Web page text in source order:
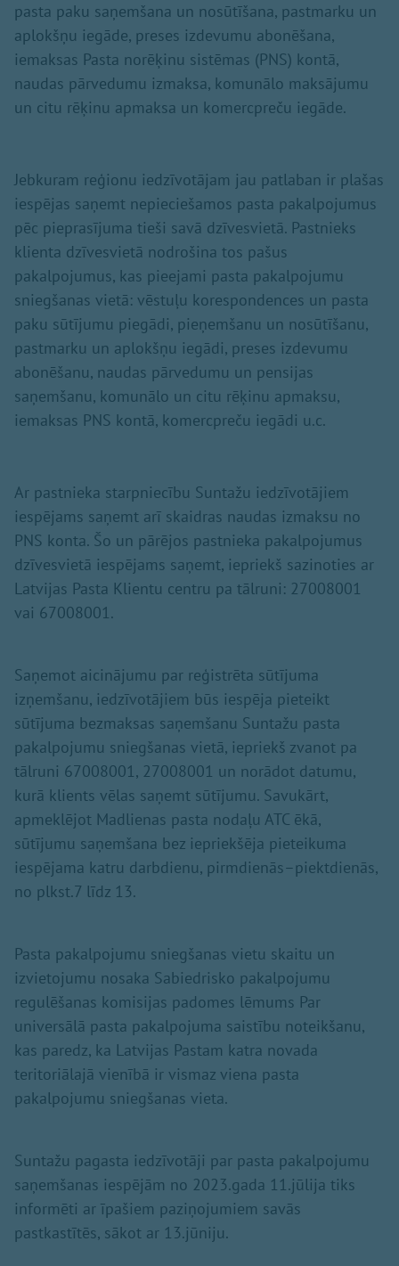
pasta paku saņemšana un nosūtīšana, pastmarku un
aplokšņu iegāde, preses izdevumu abonēšana,
iemaksas Pasta norēķinu sistēmas (PNS) kontā,
naudas pārvedumu izmaksa, komunālo maksājumu
un citu rēķinu apmaksa un komercpreču iegāde.
Jebkuram reģionu iedzīvotājam jau patlaban ir plašas
iespējas saņemt nepieciešamos pasta pakalpojumus
pēc pieprasījuma tieši savā dzīvesvietā. Pastnieks
klienta dzīvesvietā nodrošina tos pašus
pakalpojumus, kas pieejami pasta pakalpojumu
sniegšanas vietā: vēstuļu korespondences un pasta
paku sūtījumu piegādi, pieņemšanu un nosūtīšanu,
pastmarku un aplokšņu iegādi, preses izdevumu
abonēšanu, naudas pārvedumu un pensijas
saņemšanu, komunālo un citu rēķinu apmaksu,
iemaksas PNS kontā, komercpreču iegādi u.c.
Ar pastnieka starpniecību Suntažu iedzīvotājiem
iespējams saņemt arī skaidras naudas izmaksu no
PNS konta. Šo un pārējos pastnieka pakalpojumus
dzīvesvietā iespējams saņemt, iepriekš sazinoties ar
Latvijas Pasta Klientu centru pa tālruni: 27008001
vai 67008001.
Saņemot aicinājumu par reģistrēta sūtījuma
izņemšanu, iedzīvotājiem būs iespēja pieteikt
sūtījuma bezmaksas saņemšanu Suntažu pasta
pakalpojumu sniegšanas vietā, iepriekš zvanot pa
tālruni 67008001, 27008001 un norādot datumu,
kurā klients vēlas saņemt sūtījumu. Savukārt,
apmeklējot Madlienas pasta nodaļu ATC ēkā,
sūtījumu saņemšana bez iepriekšēja pieteikuma
iespējama katru darbdienu, pirmdienās–piektdienās,
no plkst.7 līdz 13.
Pasta pakalpojumu sniegšanas vietu skaitu un
izvietojumu nosaka Sabiedrisko pakalpojumu
regulēšanas komisijas padomes lēmums Par
universālā pasta pakalpojuma saistību noteikšanu,
kas paredz, ka Latvijas Pastam katra novada
teritoriālajā vienībā ir vismaz viena pasta
pakalpojumu sniegšanas vieta.
Suntažu pagasta iedzīvotāji par pasta pakalpojumu
saņemšanas iespējām no 2023.gada 11.jūlija tiks
informēti ar īpašiem paziņojumiem savās
pastkastītēs, sākot ar 13.jūniju.